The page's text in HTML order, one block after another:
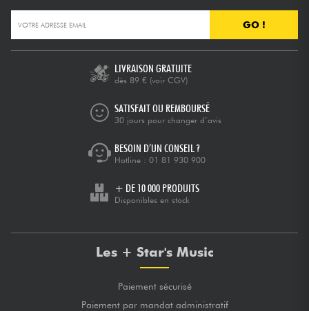
GO !
LIVRAISON GRATUITE
dès 89 € (voir CGV)
SATISFAIT OU REMBOURSÉ
30 jours pour changer d’avis
BESOIN D’UN CONSEIL ?
Hotline : 01 81 930 900
+ DE 10 000 PRODUITS
Disponibles en stock
Les + Star's Music
Paiement sécurisé
Paiement par mandat administratif